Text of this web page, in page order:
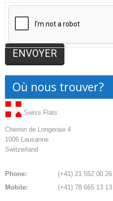
Où nous trouver?
Swiss Flats
Chemin de Longeraie 4
1006 Lausanne
Switzerland
Phone:
(+41) 21 552 00 26
Mobile:
(+41) 78 665 13 13